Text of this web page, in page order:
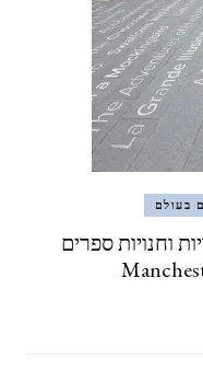
בעולם
וחנויות ספרים